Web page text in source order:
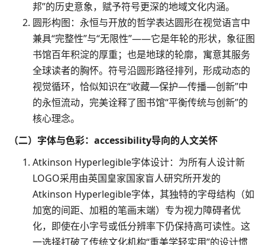
邦”的历史意象，赋予符号更深的地域文化内涵。​
圆形构图：永恒与开放的哲学表达圆形在视觉语言中
兼具“完整性”与“无限性”——它是年轮的形状，象征图
书馆百年积淀的厚重；也是地球的轮廓，寓意其服务
全球读者的胸怀。符号沿圆形路径排列，形成动态的
视觉循环，恰似知识在“收藏—保护—传播—创新”中
的永恒流动，完美诠释了图书馆“平衡传统与创新”的
核心理念。​
（二）字体与色彩：accessibility导向的人文关怀​
Atkinson Hyperlegible字体设计：为所有人设计新
LOGO采用由英国皇家国家盲人研究所开发的
Atkinson Hyperlegible字体，其独特的字母结构（如
加宽的间距、加粗的笔画末端）专为视力障碍者优
化，即使在小字号或低分辨率下仍保持高可读性。这
一选择打破了传统文化机构“重美学轻实用”的设计惯